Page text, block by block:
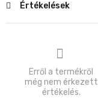
Értékelések
Erről a termékről
még nem érkezett
értékelés.